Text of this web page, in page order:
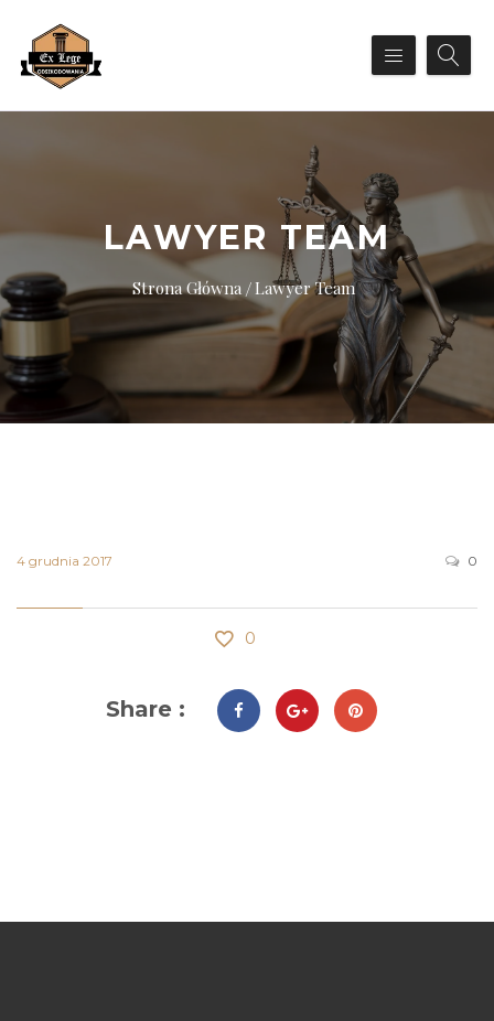
LAWYER TEAM
Strona Główna Lawyer Team
4 grudnia 2017 0
0
Share :